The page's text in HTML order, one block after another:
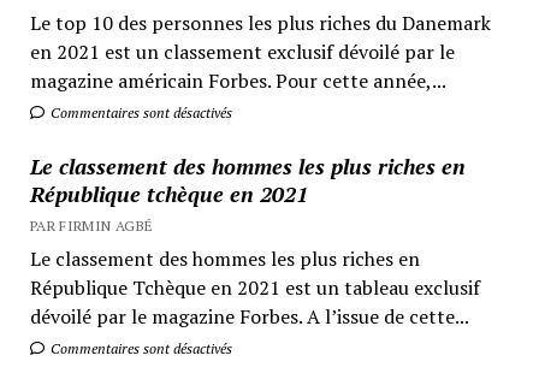
Le top 10 des personnes les plus riches du Danemark
en 2021 est un classement exclusif dévoilé par le
magazine américain Forbes. Pour cette année,...
Commentaires sont désactivés
Le classement des hommes les plus riches en
République tchèque en 2021
PAR FIRMIN AGBÉ
Le classement des hommes les plus riches en
République Tchèque en 2021 est un tableau exclusif
dévoilé par le magazine Forbes. A l’issue de cette...
Commentaires sont désactivés